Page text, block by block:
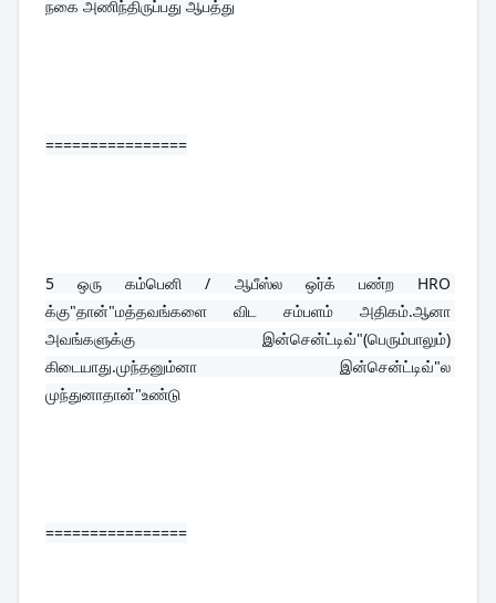
நகை அணிந்திருப்பது ஆபத்து
================
5 ஒரு கம்பெனி / ஆபீஸ்ல ஒர்க் பண்ற HRO
க்கு"தான்"மத்தவங்களை விட சம்பளம் அதிகம்.ஆனா
அவங்களுக்கு இன்சென்ட்டிவ்"(பெரும்பாலும்)
கிடையாது.முந்தனும்னா இன்சென்ட்டிவ்"ல
முந்துனாதான்"உண்டு
================